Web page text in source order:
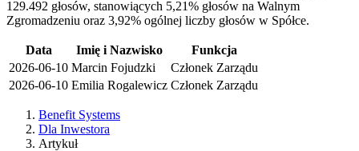
129.492 głosów, stanowiących 5,21% głosów na Walnym
Zgromadzeniu oraz 3,92% ogólnej liczby głosów w Spółce.
Data Imię i Nazwisko
Funkcja
2026-06-10 Marcin Fojudzki
Członek Zarządu
2026-06-10 Emilia Rogalewicz Członek Zarządu
Benefit Systems
Dla Inwestora
Artykuł